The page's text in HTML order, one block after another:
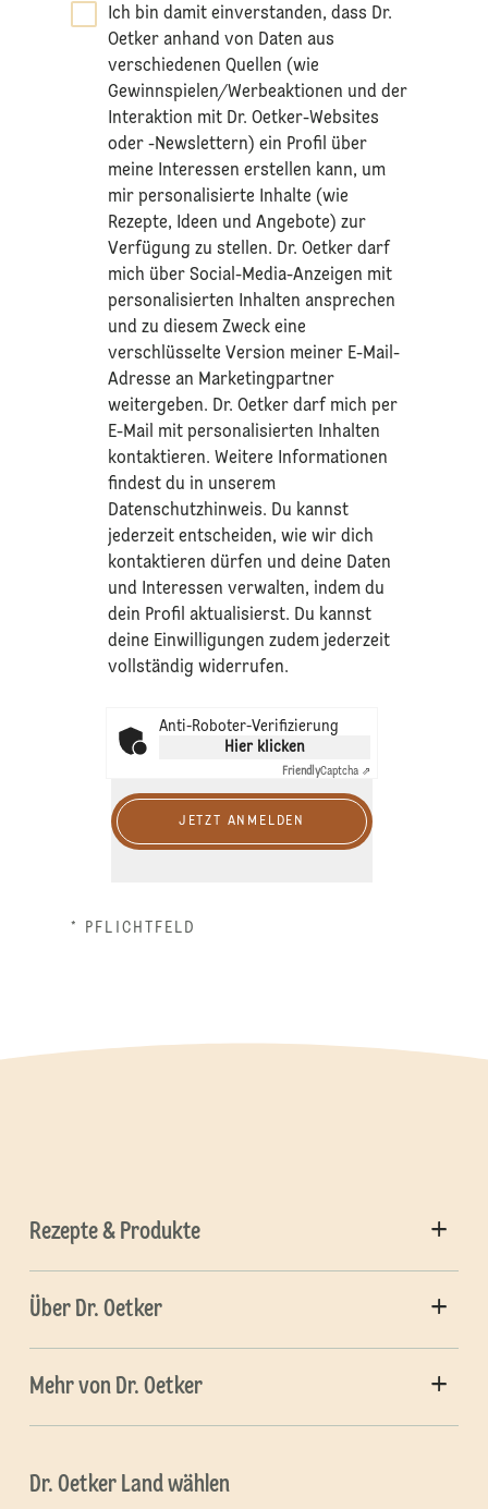
Ich bin damit einverstanden, dass Dr.
Oetker anhand von Daten aus
verschiedenen Quellen (wie
Gewinnspielen/Werbeaktionen und der
Interaktion mit Dr. Oetker-Websites
oder -Newslettern) ein Profil über
meine Interessen erstellen kann, um
mir personalisierte Inhalte (wie
Rezepte, Ideen und Angebote) zur
Verfügung zu stellen. Dr. Oetker darf
mich über Social-Media-Anzeigen mit
personalisierten Inhalten ansprechen
und zu diesem Zweck eine
verschlüsselte Version meiner E-Mail-
Adresse an Marketingpartner
weitergeben. Dr. Oetker darf mich per
E-Mail mit personalisierten Inhalten
kontaktieren. Weitere Informationen
findest du in unserem
Datenschutzhinweis. Du kannst
jederzeit entscheiden, wie wir dich
kontaktieren dürfen und deine Daten
und Interessen verwalten, indem du
dein Profil aktualisierst. Du kannst
deine Einwilligungen zudem jederzeit
vollständig widerrufen.
Anti-Roboter-Verifizierung
Hier klicken
FriendlyCaptcha ⇗
JETZT ANMELDEN
* PFLICHTFELD
Rezepte & Produkte
Über Dr. Oetker
Mehr von Dr. Oetker
Dr. Oetker Land wählen